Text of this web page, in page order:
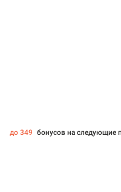
до 349 бонусов на следующие